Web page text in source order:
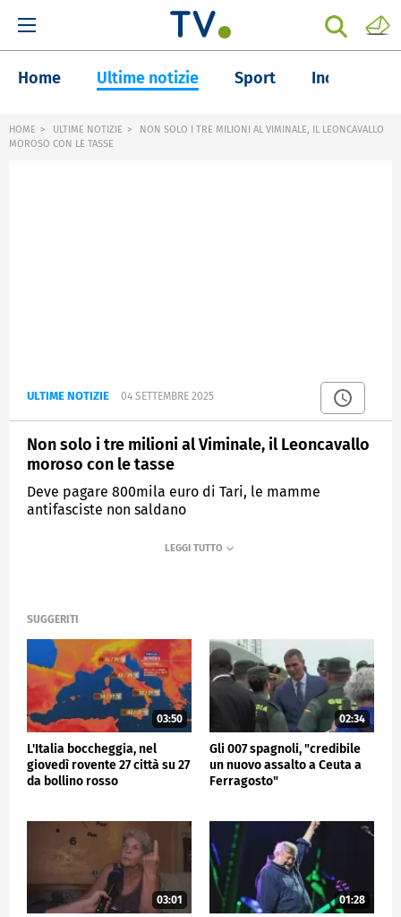
Home Ultime notizie Sport Inchieste
HOME ULTIME NOTIZIE
NON SOLO I TRE MILIONI AL VIMINALE, IL LEONCAVALLO
MOROSO CON LE TASSE
ULTIME NOTIZIE 04 SETTEMBRE 2025
Non solo i tre milioni al Viminale, il Leoncavallo
moroso con le tasse
Deve pagare 800mila euro di Tari, le mamme
antifasciste non saldano
SUGGERITI
03:50
L'Italia boccheggia, nel
giovedì rovente 27 città su 27
da bollino rosso
02:34
Gli 007 spagnoli, "credibile
un nuovo assalto a Ceuta a
Ferragosto"
03:01 01:28